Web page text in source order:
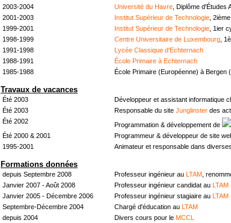
2003-2004
Université du Havre , Diplôme
2001-2003
Institut Supérieur de Technologie ,
1999-2001
Institut Supérieur de Technologie , 1ier
1998-1999
Centre Universitaire de Luxembourg ,
1991-1998
Lycée Classique d'Echternach
1988-1991
École Primaire à Echternach
1985-1988
École Primaire (Européenne) à Bergen
Travaux de vacances
Été 2003 Développeur et assistant informatique
Été 2003
Responsable du site Junglinster des
Été 2002
Programmation & développement de
Été 2000 & 2001
Programmeur & développeur de site
1995-2001
Animateur et responsable dans
Formations données
depuis Septembre 2008 Professeur ingénieur au LTAM ,
Janvier 2007 - Août 2008
Professeur ingénieur candidat au
LTAM
Janvier 2005 - Décembre 2006
Professeur ingénieur stagiaire au
LTAM
Septembre-Décembre 2004
Chargé d'éducation au
LTAM
depuis 2004
Divers cours pour le MCCL